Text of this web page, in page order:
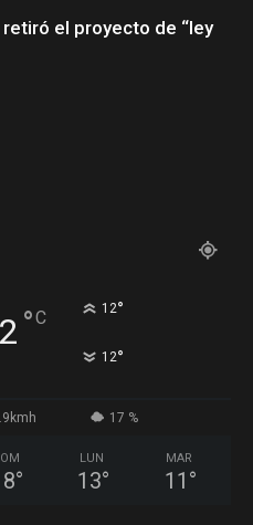
el proyecto de “ley
°C 12°
12°
17 %
°
LUN
13°
MAR
11 °